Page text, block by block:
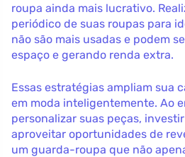
roupa ainda mais lucrativo.
periódico de suas roupas para
não são mais usadas e podem
espaço e gerando renda extra.
Essas estratégias ampliam sua
em moda inteligentemente. Ao
personalizar suas peças,
aproveitar oportunidades de
um guarda-roupa que não